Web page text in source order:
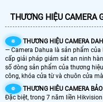
THƯƠNG HIỆU CAMERA
🔅
THƯƠNG HIỆU CAMERA
— Camera Dahua là sản phẩm
cấp giải pháp giám sát an ninh
số dòng sản phẩm của thương
công, khóa cửa từ và chuôn cửa
🔅
THƯƠNG HIÊU CAMERA
Đặc biệt, trong 7 năm liền